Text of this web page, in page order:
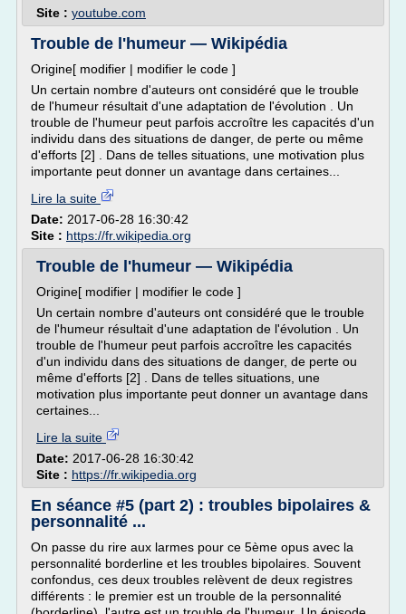
Site : youtube.com
Trouble de l'humeur — Wikipédia
Origine[ modifier | modifier le code ]
Un certain nombre d'auteurs ont considéré que le trouble
de l'humeur résultait d'une adaptation de l'évolution . Un
trouble de l'humeur peut parfois accroître les capacités d'un
individu dans des situations de danger, de perte ou même
d'efforts [2] . Dans de telles situations, une motivation plus
importante peut donner un avantage dans certaines...
Lire la suite
Date: 2017-06-28 16:30:42
Site : https://fr.wikipedia.org
Trouble de l'humeur — Wikipédia
Origine[ modifier | modifier le code ]
Un certain nombre d'auteurs ont considéré que le trouble
de l'humeur résultait d'une adaptation de l'évolution . Un
trouble de l'humeur peut parfois accroître les capacités
d'un individu dans des situations de danger, de perte ou
même d'efforts [2] . Dans de telles situations, une
motivation plus importante peut donner un avantage dans
certaines...
Lire la suite
Date: 2017-06-28 16:30:42
Site : https://fr.wikipedia.org
En séance #5 (part 2) : troubles bipolaires &
personnalité ...
On passe du rire aux larmes pour ce 5ème opus avec la
personnalité borderline et les troubles bipolaires. Souvent
confondus, ces deux troubles relèvent de deux registres
différents : le premier est un trouble de la personnalité